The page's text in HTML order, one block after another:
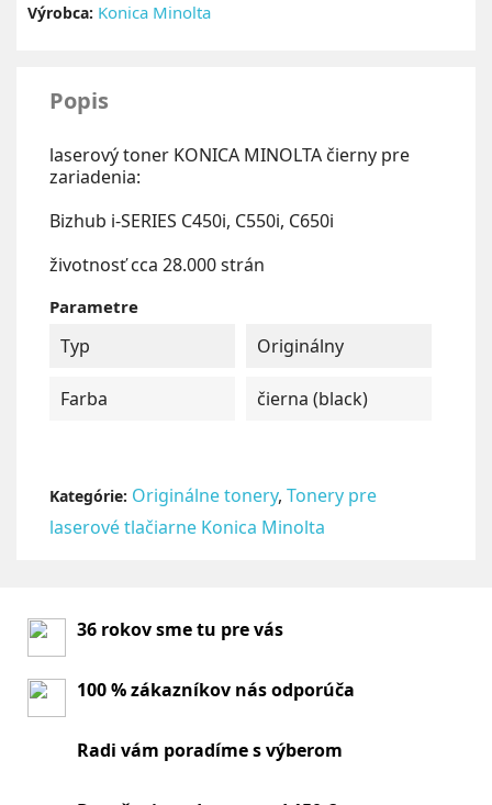
Výrobca: Konica Minolta
Popis
laserový toner KONICA MINOLTA čierny pre
zariadenia:
Bizhub i-SERIES C450i, C550i, C650i
životnosť cca 28.000 strán
Parametre
Typ Originálny
Farba čierna (black)
Kategórie: Originálne tonery, Tonery pre
laserové tlačiarne Konica Minolta
36 rokov sme tu pre vás
100 % zákazníkov nás odporúča
Radi vám poradíme s výberom